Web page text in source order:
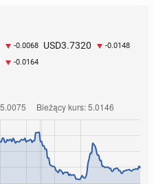
-0.0068 USD3.7320 -0.0148
-0.0164